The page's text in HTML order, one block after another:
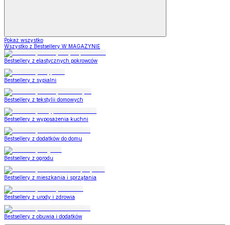
Pokaż wszystko
Wszystko z Bestsellery W MAGAZYNIE
Bestsellery z elastycznych pokrowców
Bestsellery z sypialni
Bestsellery z tekstylii domowych
Bestsellery z wyposażenia kuchni
Bestsellery z dodatków do domu
Bestsellery z ogrodu
Bestsellery z mieszkania i sprzątania
Bestsellery z urody i zdrowia
Bestsellery z obuwia i dodatków